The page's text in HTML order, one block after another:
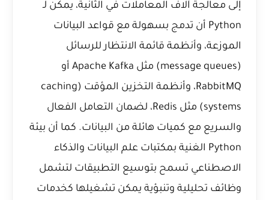
إلى معالجة آلاف المعاملات في الثانية، يمكن لـ
Python أن تدمج بسهولة مع قواعد البيانات
الموزعة، وأنظمة قائمة الانتظار للرسائل
(message queues) مثل Apache Kafka أو
RabbitMQ، وأنظمة التخزين المؤقت (caching
systems) مثل Redis، لضمان التعامل الفعال
والسريع مع كميات هائلة من البيانات. كما أن بيئة
Python الغنية بمكتبات علم البيانات والذكاء
الاصطناعي تسمح بتوسيع التطبيقات لتشمل
وظائف تحليلية وتنبؤية يمكن تشغيلها كخدمات